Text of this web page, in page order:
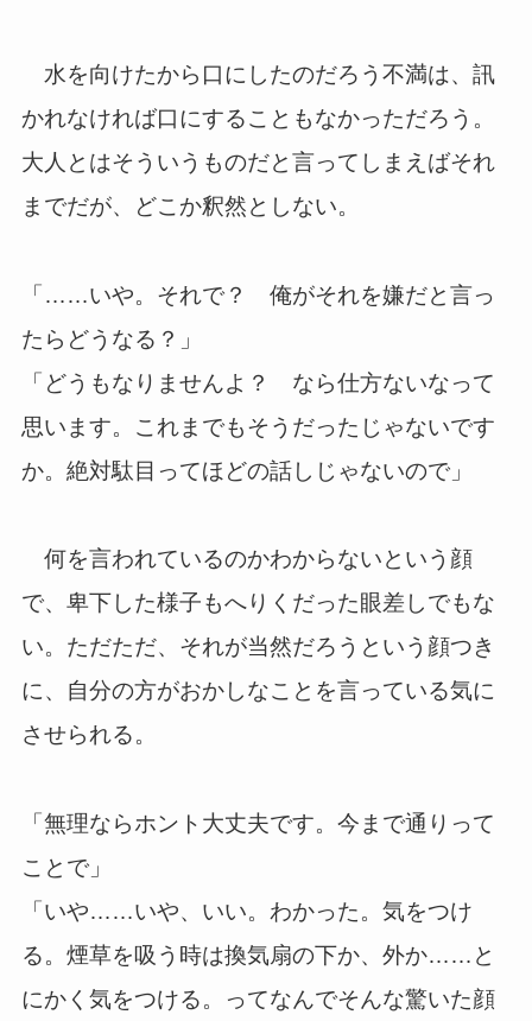
水を向けたから口にしたのだろう不満は、訊
かれなければ口にすることもなかっただろう。
大人とはそういうものだと言ってしまえばそれ
までだが、どこか釈然としない。
「……いや。それで？ 俺がそれを嫌だと言っ
たらどうなる？」
「どうもなりませんよ？ なら仕方ないなって
思います。これまでもそうだったじゃないです
か。絶対駄目ってほどの話しじゃないので」
何を言われているのかわからないという顔
で、卑下した様子もへりくだった眼差しでもな
い。ただただ、それが当然だろうという顔つき
に、自分の方がおかしなことを言っている気に
させられる。
「無理ならホント大丈夫です。今まで通りって
ことで」
「いや……いや、いい。わかった。気をつけ
る。煙草を吸う時は換気扇の下か、外か……と
にかく気をつける。ってなんでそんな驚いた顔